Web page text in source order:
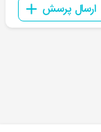
ارسال پرسش